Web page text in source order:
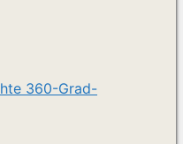
360-Grad-